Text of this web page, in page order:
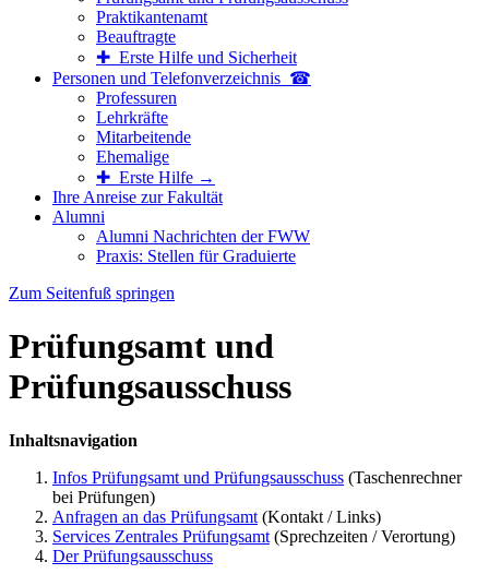
Praktikantenamt
Beauftragte
✚ Erste Hilfe und Sicherheit
Personen und Telefon­verzeichnis ☎
Professuren
Lehrkräfte
Mitarbeitende
Ehemalige
✚ Erste Hilfe →
Ihre Anreise zur Fakultät
Alumni
Alumni Nachrichten der FWW
Praxis: Stellen für Graduierte
Zum Seitenfuß springen
Prüfungsamt und
Prüfungsausschuss
Inhaltsnavigation
Infos Prüfungsamt und Prüfungsausschuss (Taschenrechner
bei Prüfungen)
Anfragen an das Prüfungsamt (Kontakt / Links)
Services Zentrales Prüfungsamt (Sprechzeiten / Verortung)
Der Prüfungsausschuss